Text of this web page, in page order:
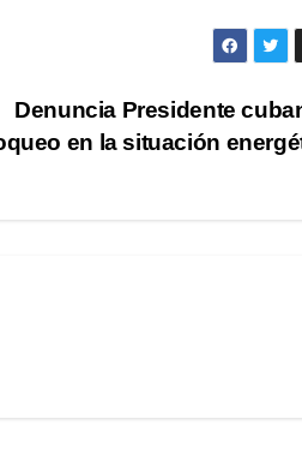
Denuncia Presidente
en la situación